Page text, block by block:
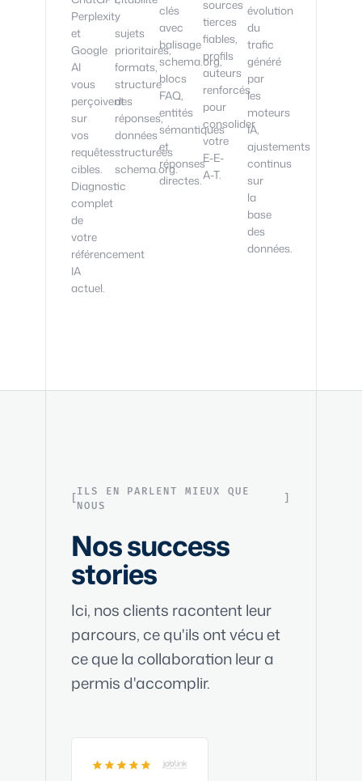
Perplexity
et
Google
AI
vous
perçoivent
sur
vos
requêtes
cibles.
Diagnostic
complet
de
votre
référencement
IA
actuel.
:
sujets
prioritaires,
formats,
structure
des
réponses,
données
structurées
schema.org.
clés
avec
balisage
schema.org,
blocs
FAQ,
entités
sémantiques
et
réponses
directes.
sources
tierces
fiables,
profils
auteurs
renforcés
pour
consolider
votre
E-E-
A-T.
évolution
du
trafic
généré
par
les
moteurs
IA,
ajustements
continus
sur
la
base
des
données.
ILS EN PARLENT MIEUX QUE
NOUS
Nos success
stories
Ici, nos clients racontent leur
parcours, ce qu'ils ont vécu et
ce que la collaboration leur a
permis d'accomplir.